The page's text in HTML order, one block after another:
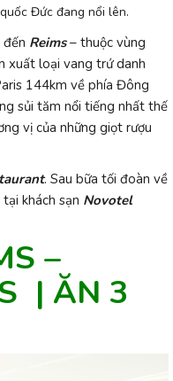
Đức đang nổi lên.
Reims– thuộc vùng
xuất loại vang trứ danh
144km về phía Đông
sủi tăm nổi tiếng nhất thế
vị của những giọt rượu
. Sau bữa tối đoàn về
khách sạn Novotel
–
| ĂN 3